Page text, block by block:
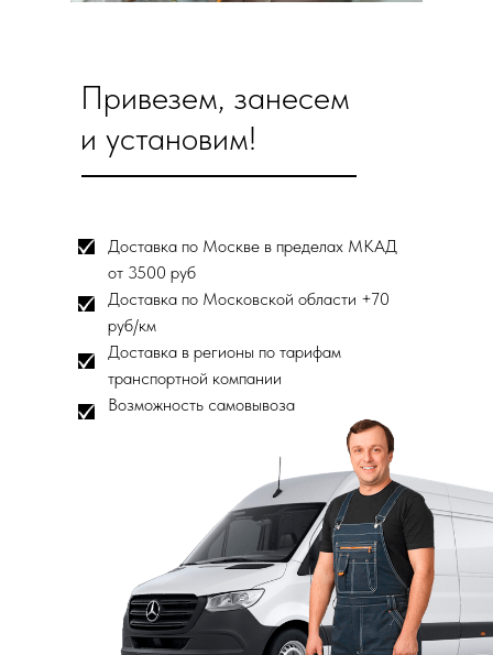
Доставка по Москве в пределах МКАД
от 3500 руб
Доставка по Московской области +70
руб/км
Доставка в регионы по тарифам
транспортной компании
Возможность самовывоза
Привезем, занесем
и установим!